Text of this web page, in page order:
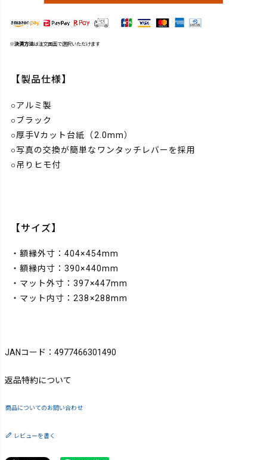
※決済方法は注文画面で選択いただけます
【製品仕様】
○アルミ製
○ブラック
○厚手Vカット台紙（2.0mm）
○写真の交換が簡単なワンタッチレバーを採用
○吊りヒモ付
【サイズ】
・額縁外寸：404×454mm
・額縁内寸：390×440mm
・マット外寸：397×447mm
・マット内寸：238×288mm
JANコード：4977466301490
返品特約について
商品についてのお問い合わせ
レビューを書く